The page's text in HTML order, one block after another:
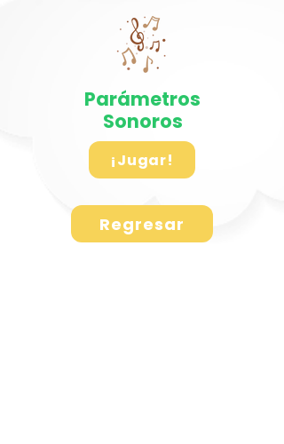
Parámetros
Sonoros
¡Jugar!
Regresar